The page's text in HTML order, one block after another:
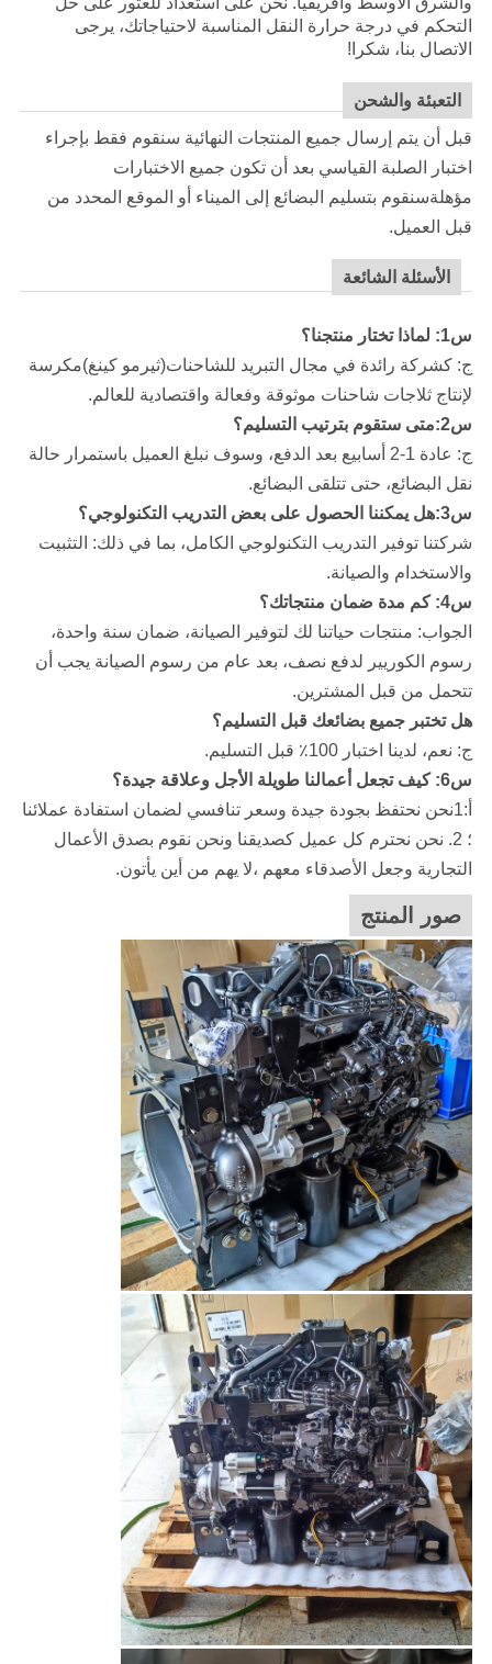
التحكم في درجة حرارة النقل المناسبة لاحتياجاتك، يرجى
الاتصال بنا، شكرا!
التعبئة والشحن
قبل أن يتم إرسال جميع المنتجات النهائية سنقوم فقط بإجراء
اختبار الصلبة القياسي بعد أن تكون جميع الاختبارات
مؤهلةسنقوم بتسليم البضائع إلى الميناء أو الموقع المحدد من
قبل العميل.
الأسئلة الشائعة
س1: لماذا تختار منتجنا؟
ج: كشركة رائدة في مجال التبريد للشاحنات(ثيرمو كينغ)مكرسة
لإنتاج ثلاجات شاحنات موثوقة وفعالة واقتصادية للعالم.
س2:متى ستقوم بترتيب التسليم؟
ج: عادة 1-2 أسابيع بعد الدفع، وسوف نبلغ العميل باستمرار حالة
نقل البضائع، حتى تتلقى البضائع.
س3:هل يمكننا الحصول على بعض التدريب التكنولوجي؟
شركتنا توفير التدريب التكنولوجي الكامل، بما في ذلك: التثبيت
والاستخدام والصيانة.
س4: كم مدة ضمان منتجاتك؟
الجواب: منتجات حياتنا لك لتوفير الصيانة، ضمان سنة واحدة،
رسوم الكوريير لدفع نصف، بعد عام من رسوم الصيانة يجب أن
تتحمل من قبل المشترين.
هل تختبر جميع بضائعك قبل التسليم؟
ج: نعم، لدينا اختبار 100٪ قبل التسليم.
س6: كيف تجعل أعمالنا طويلة الأجل وعلاقة جيدة؟
أ:1نحن نحتفظ بجودة جيدة وسعر تنافسي لضمان استفادة عملائنا
؛ 2. نحن نحترم كل عميل كصديقنا ونحن نقوم بصدق الأعمال
التجارية وجعل الأصدقاء معهم ،لا يهم من أين يأتون.
صور المنتج